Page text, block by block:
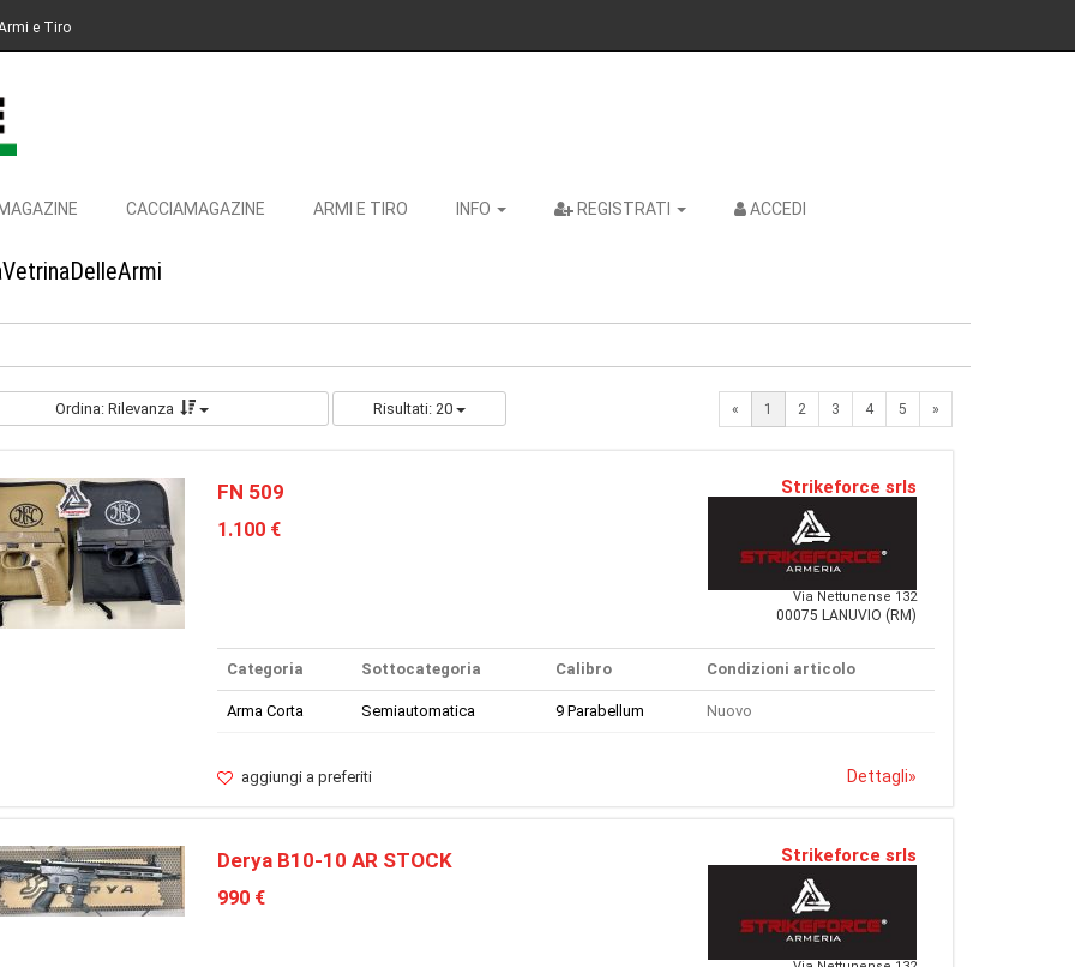
e Tiro
CACCIAMAGAZINE ARMI E TIRO INFO REGISTRATI ACCEDI
Ordina: Rilevanza Risultati: 20 « 1 2 3 4 5 »
FN 509
1.100 €
Strikeforce srls
Via Nettunense 132
00075 LANUVIO (RM)
Categoria Sottocategoria Calibro Condizioni articolo
Arma Corta Semiautomatica 9 Parabellum Nuovo
aggiungi a preferiti Dettagli»
Derya B10-10 AR STOCK
990 €
Strikeforce srls